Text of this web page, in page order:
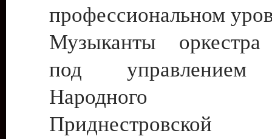
профессиональном
Музыканты
под управлением
Народного
Приднестровской